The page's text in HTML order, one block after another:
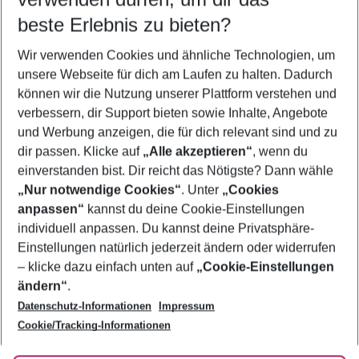
5-8 Nächte
2 Erwachsene Keine Kinder
Mehr Filter anzeigen
Footer
Footer navigation
Über uns
AGB
Bestpreisgarantie
Cookie-Einstellungen ändern
Cookie-Richtlinie
Agenturbetreuung
Barrierefreies Reisen
Folge uns
beste Erlebnis zu bieten?
Wir verwenden Cookies und ähnliche Technologien, um
unsere Webseite für dich am Laufen zu halten. Dadurch
können wir die Nutzung unserer Plattform verstehen und
verbessern, dir Support bieten sowie Inhalte, Angebote
und Werbung anzeigen, die für dich relevant sind und zu
dir passen. Klicke auf „Alle akzeptieren“, wenn du
einverstanden bist. Dir reicht das Nötigste? Dann wähle
„Nur notwendige Cookies“. Unter „Cookies
anpassen“ kannst du deine Cookie-Einstellungen
individuell anpassen. Du kannst deine Privatsphäre-
Einstellungen natürlich jederzeit ändern oder widerrufen
– klicke dazu einfach unten auf „Cookie-Einstellungen
ändern“.
Datenschutz-Informationen
Impressum
Cookie/Tracking-Informationen